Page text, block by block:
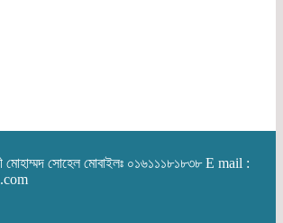
মোহাম্মদ সোহেল মোবাইলঃ ০১৬১১১৮১৮৩৮ E mail :